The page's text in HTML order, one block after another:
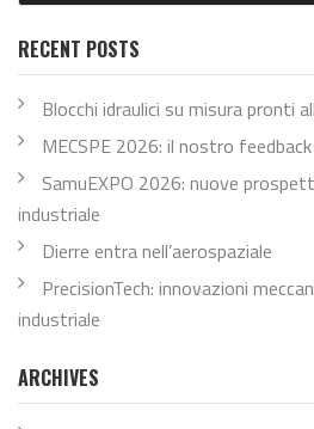
RECENT POSTS
Blocchi idraulici su misura pronti
MECSPE 2026: il nostro
SamuEXPO 2026: nuove
industriale
Dierre entra nell’aerospaziale
PrecisionTech: innovazioni
industriale
ARCHIVES